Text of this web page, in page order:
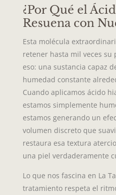
¿Por Qué el
Resuena con
Esta molécula
retener hasta mil veces su
eso: una sustancia capaz
humedad constante
Cuando aplicamos ácido
estamos simplemente
estamos generando un
volumen discreto que
restaura esa textura
una piel verdaderamente
Lo que nos fascina en La
tratamiento respeta el